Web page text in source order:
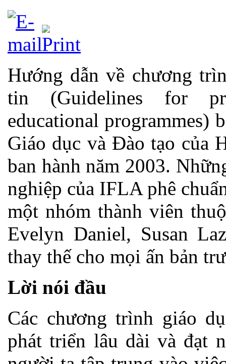
Hướng dẫn về chương
tin (Guidelines for
educational programmes)
Giáo dục và Đào tạo của
ban hành năm 2003.
nghiệp của IFLA phê
một nhóm thành viên
Evelyn Daniel, Susan
thay thế cho mọi ấn bản
Lời nói đầu
Các chương trình giáo
phát triển lâu dài và đạt